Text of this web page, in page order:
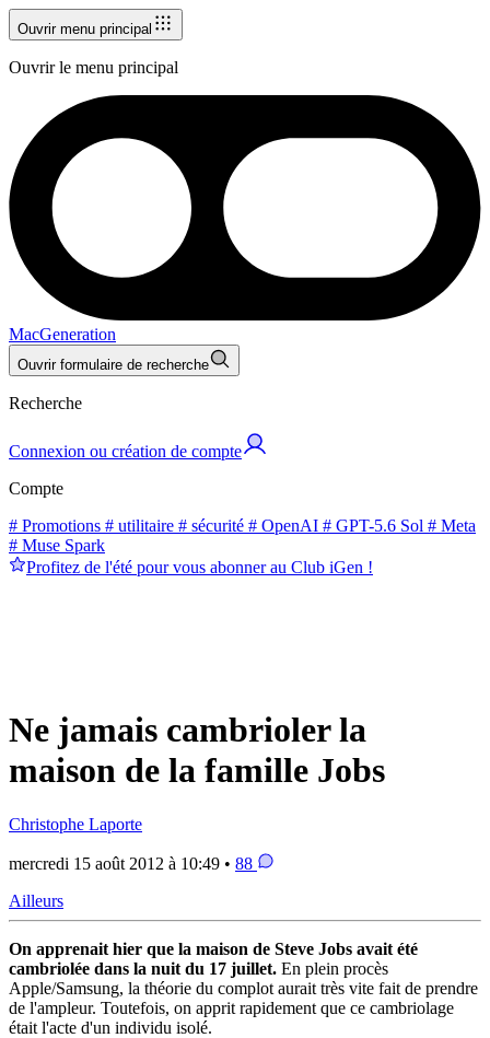
Ouvrir menu principal
Ouvrir le menu principal
MacGeneration
Ouvrir formulaire de recherche
Recherche
Connexion ou création de compte
Compte
# Promotions # utilitaire # sécurité # OpenAI # GPT-5.6 Sol # Meta
# Muse Spark
Profitez de l'été pour vous abonner au Club iGen !
Ne jamais cambrioler la
maison de la famille Jobs
Christophe Laporte
mercredi 15 août 2012 à 10:49 • 88
Ailleurs
On apprenait hier que la maison de Steve Jobs avait été
cambriolée dans la nuit du 17 juillet. En plein procès
Apple/Samsung, la théorie du complot aurait très vite fait de prendre
de l'ampleur. Toutefois, on apprit rapidement que ce cambriolage
était l'acte d'un individu isolé.